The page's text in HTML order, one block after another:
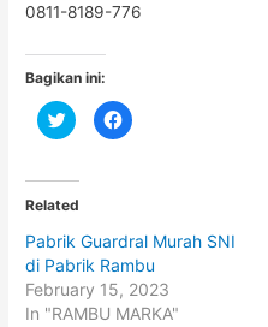
0811-8189-776
Bagikan ini:
C
l
t
o
s
h
a
r
e
o
n
T
C
l
h
a
r
e
o
n
F
Related
Pabrik Guardral Murah SNI
di Pabrik Rambu
February 15, 2023
In "RAMBU MARKA"